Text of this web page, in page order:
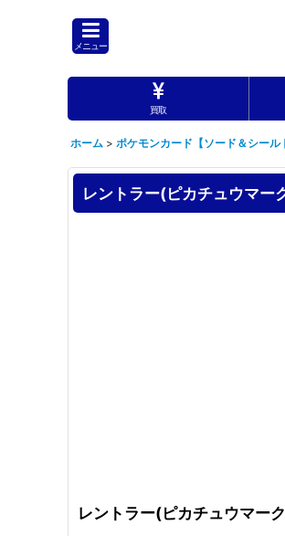
メニュー
買取
ホーム > ポケモンカード【ソード＆シール
レントラー(ピカチュウマ
レントラー(ピカチュウマ